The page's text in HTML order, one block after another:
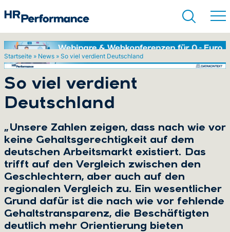
Startseite » News » So viel verdient Deutschland
So viel verdient
Deutschland
„Unsere Zahlen zeigen, dass nach wie vor
keine Gehaltsgerechtigkeit auf dem
deutschen Arbeitsmarkt existiert. Das
trifft auf den Vergleich zwischen den
Geschlechtern, aber auch auf den
regionalen Vergleich zu. Ein wesentlicher
Grund dafür ist die nach wie vor fehlende
Gehaltstransparenz, die Beschäftigten
deutlich mehr Orientierung bieten